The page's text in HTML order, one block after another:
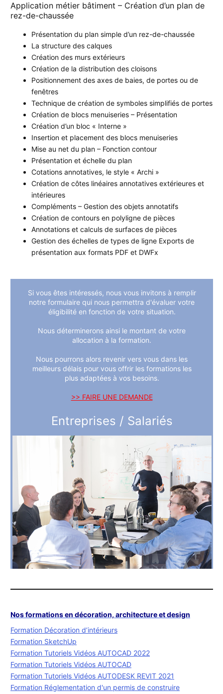
Application métier bâtiment – Création d’un plan de
rez-de-chaussée
Présentation du plan simple d’un rez-de-chaussée
La structure des calques
Création des murs extérieurs
Création de la distribution des cloisons
Positionnement des axes de baies, de portes ou de
fenêtres
Technique de création de symboles simplifiés de portes
Création de blocs menuiseries – Présentation
Création d’un bloc « Interne »
Insertion et placement des blocs menuiseries
Mise au net du plan – Fonction contour
Présentation et échelle du plan
Cotations annotatives, le style « Archi »
Création de côtes linéaires annotatives extérieures et
intérieures
Compléments – Gestion des objets annotatifs
Création de contours en polyligne de pièces
Annotations et calculs de surfaces de pièces
Gestion des échelles de types de ligne Exports de
présentation aux formats PDF et DWFx
Si vous êtes intéressés, nous vous invitons à remplir
notre formulaire qui nous permettra d'évaluer votre
éligibilité en fonction de votre situation.
Nous déterminerons ainsi le montant de votre
allocation à la formation.
Nous pourrons alors revenir vers vous dans les
meilleurs délais pour vous offrir les formations les
plus adaptées à vos besoins.
>> FAIRE UNE DEMANDE
Entreprises / Salariés
Nos formations en décoration, architecture et design
Formation Décoration d’intérieurs
Formation SketchUp
Formation Tutoriels Vidéos AUTOCAD 2022
Formation Tutoriels Vidéos AUTOCAD
Formation Tutoriels Vidéos AUTODESK REVIT 2021
Formation Réglementation d'un permis de construire